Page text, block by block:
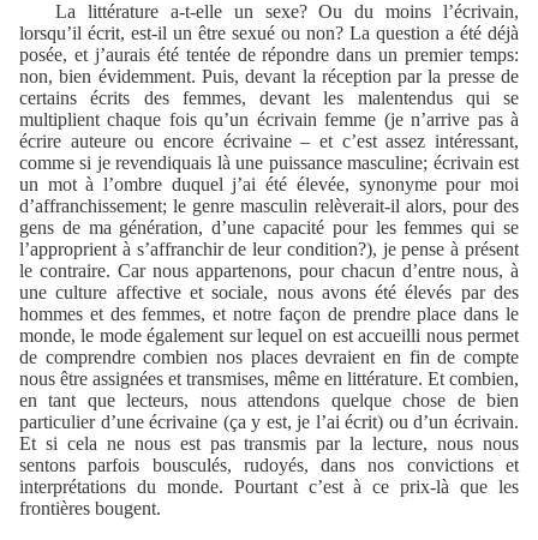
La littérature a-t-elle un sexe? Ou du moins l’écrivain,
lorsqu’il écrit, est-il un être sexué ou non? La question a été déjà
posée, et j’aurais été tentée de répondre dans un premier temps:
non, bien évidemment. Puis, devant la réception par la presse de
certains écrits des femmes, devant les malentendus qui se
multiplient chaque fois qu’un écrivain femme (je n’arrive pas à
écrire auteure ou encore écrivaine – et c’est assez intéressant,
comme si je revendiquais là une puissance masculine; écrivain est
un mot à l’ombre duquel j’ai été élevée, synonyme pour moi
d’affranchissement; le genre masculin relèverait-il alors, pour des
gens de ma génération, d’une capacité pour les femmes qui se
l’approprient à s’affranchir de leur condition?), je pense à présent
le contraire. Car nous appartenons, pour chacun d’entre nous, à
une culture affective et sociale, nous avons été élevés par des
hommes et des femmes, et notre façon de prendre place dans le
monde, le mode également sur lequel on est accueilli nous permet
de comprendre combien nos places devraient en fin de compte
nous être assignées et transmises, même en littérature. Et combien,
en tant que lecteurs, nous attendons quelque chose de bien
particulier d’une écrivaine (ça y est, je l’ai écrit) ou d’un écrivain.
Et si cela ne nous est pas transmis par la lecture, nous nous
sentons parfois bousculés, rudoyés, dans nos convictions et
interprétations du monde. Pourtant c’est à ce prix-là que les
frontières bougent.